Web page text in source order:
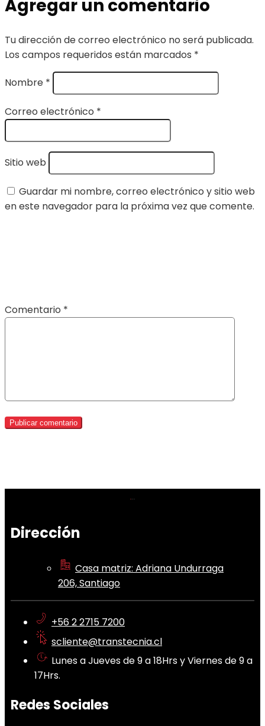
Agregar un comentario
Tu dirección de correo electrónico no será publicada.
Los campos requeridos están marcados *
Nombre *
Correo electrónico *
Sitio web
Guardar mi nombre, correo electrónico y sitio web
en este navegador para la próxima vez que comente.
Comentario *
Dirección
Casa matriz: Adriana Undurraga
206, Santiago
+56 2 2715 7200
scliente@transtecnia.cl
Lunes a Jueves de 9 a 18Hrs y Viernes de 9 a
17Hrs.
Redes Sociales